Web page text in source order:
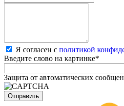
Я согласен с политикой
Введите слово на картинке*
Защита от автоматических